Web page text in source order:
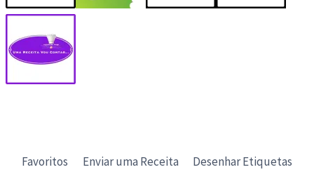
Favoritos Enviar uma Receita
Desenhar Etiquetas